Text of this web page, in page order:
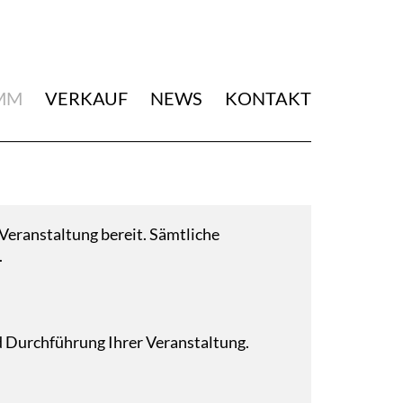
VERKAUF NEWS KONTAKT
bereit. Sämtliche
Durchführung Ihrer Veranstaltung.